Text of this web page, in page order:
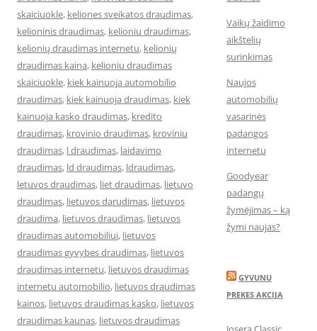
skaiciuokle, keliones sveikatos draudimas,
kelioninis draudimas, kelioniu draudimas,
kelionių draudimas internetu, kelionių
draudimas kaina, kelioniu draudimas
skaiciuokle, kiek kainuoja automobilio
draudimas, kiek kainuoja draudimas, kiek
kainuoja kasko draudimas, kredito
draudimas, krovinio draudimas, kroviniu
draudimas, l draudimas, laidavimo
draudimas, ld draudimas, ldraudimas,
letuvos draudimas, liet draudimas, lietuvo
draudimas, lietuvos darudimas, lietuvos
draudima, lietuvos draudimas, lietuvos
draudimas automobiliui, lietuvos
draudimas gyvybes draudimas, lietuvos
draudimas internetu, lietuvos draudimas
internetu automobilio, lietuvos draudimas
kainos, lietuvos draudimas kasko, lietuvos
draudimas kaunas, lietuvos draudimas
Vaikų žaidimo
aikštelių
surinkimas
Naujos
automobilių
vasarinės
padangos
internetu
Goodyear
padangų
žymėjimas – ką
žymi naujas?
GYVUNU
PREKES AKCIJA